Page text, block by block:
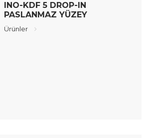
INO-KDF 5 DROP-IN
PASLANMAZ YÜZEY
Ürünler